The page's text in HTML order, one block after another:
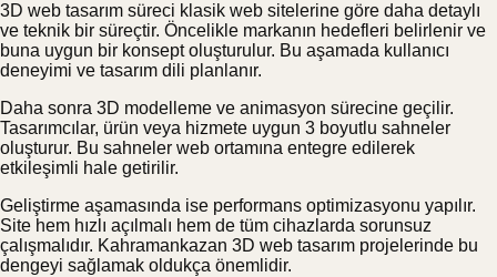
3D web tasarım süreci klasik web sitelerine göre daha detaylı
ve teknik bir süreçtir. Öncelikle markanın hedefleri belirlenir ve
buna uygun bir konsept oluşturulur. Bu aşamada kullanıcı
deneyimi ve tasarım dili planlanır.
Daha sonra 3D modelleme ve animasyon sürecine geçilir.
Tasarımcılar, ürün veya hizmete uygun 3 boyutlu sahneler
oluşturur. Bu sahneler web ortamına entegre edilerek
etkileşimli hale getirilir.
Geliştirme aşamasında ise performans optimizasyonu yapılır.
Site hem hızlı açılmalı hem de tüm cihazlarda sorunsuz
çalışmalıdır. Kahramankazan 3D web tasarım projelerinde bu
dengeyi sağlamak oldukça önemlidir.